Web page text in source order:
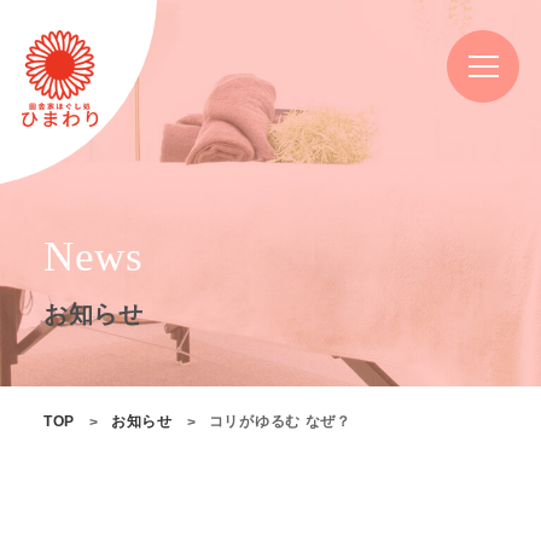
News
お知らせ
TOP お知らせ コリがゆるむ なぜ？